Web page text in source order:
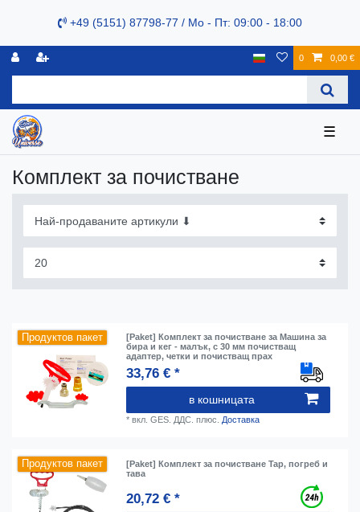
+49 (5151) 87798-77 / Mo - Пт: 09:00 - 18:00
0 0,00 €
☰
Комплект за почистване
Продуктов пакет
[Paket] Комплект за почистване за Машина за
бира и кег - малък, с 30 мм почистващ
адаптер, четки и почистващ прах
33,76 € *
в кошницата
*вкл. GES. ДДС. плюс. Доставка
Продуктов пакет
[Paket] Комплект за почистване Tap, погреб и
тава
20,72 € *